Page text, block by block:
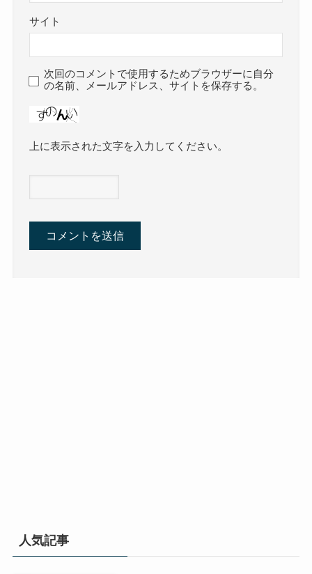
サイト
次回のコメントで使用するためブラウザーに自分
の名前、メールアドレス、サイトを保存する。
上に表示された文字を入力してください。
人気記事